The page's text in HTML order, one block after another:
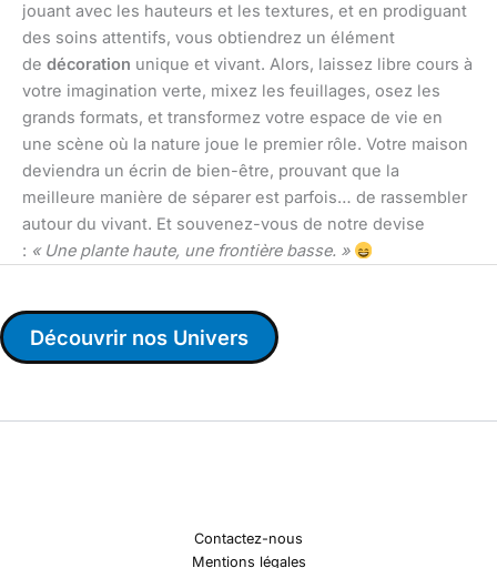
jouant avec les hauteurs et les textures, et en prodiguant
des soins attentifs, vous obtiendrez un élément
de décoration unique et vivant. Alors, laissez libre cours à
votre imagination verte, mixez les feuillages, osez les
grands formats, et transformez votre espace de vie en
une scène où la nature joue le premier rôle. Votre maison
deviendra un écrin de bien-être, prouvant que la
meilleure manière de séparer est parfois… de rassembler
autour du vivant. Et souvenez-vous de notre devise
: « Une plante haute, une frontière basse. »
Découvrir nos Univers
Contactez-nous
Mentions légales